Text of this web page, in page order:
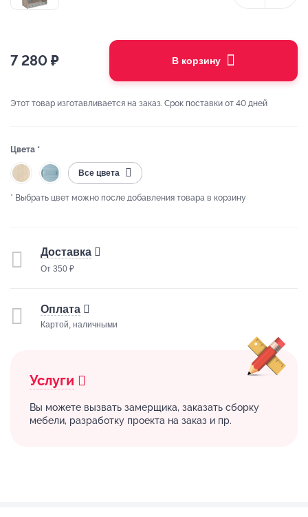
7 280 ₽ В корзину
Этот товар изготавливается на заказ. Срок поставки от 40 дней
Цвета *
Все цвета
* Выбрать цвет можно после добавления товара в корзину
Доставка
От 350 ₽
Оплата
Картой, наличными
Услуги
Вы можете вызвать замерщика, заказать сборку
мебели, разработку проекта на заказ и пр.